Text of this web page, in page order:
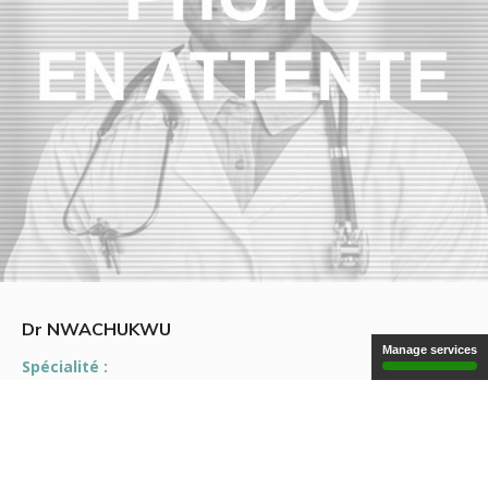
Dr NWACHUKWU
Spécialité :
Manage services